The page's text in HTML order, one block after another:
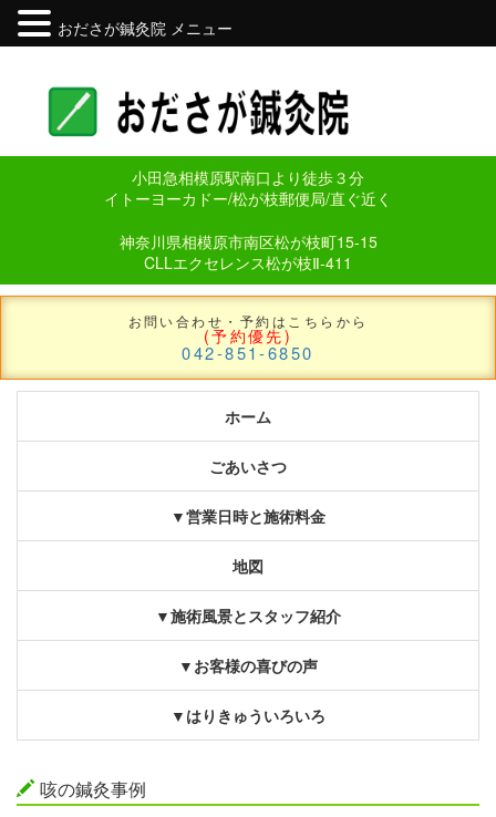
小田急相模原駅南口より徒歩３分
イトーヨーカドー/松が枝郵便局/直ぐ近く
神奈川県相模原市南区松が枝町15-15
CLLエクセレンス松が枝Ⅱ-411
お問い合わせ・予約はこちらから
(予約優先)
042-851-6850
ホーム
ごあいさつ
▼営業日時と施術料金
地図
▼施術風景とスタッフ紹介
▼お客様の喜びの声
▼はりきゅういろいろ
咳の鍼灸事例
おださが鍼灸院 メニュー